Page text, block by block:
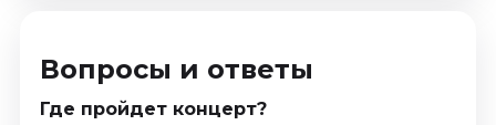
Вопросы и ответы
Где пройдет концерт?